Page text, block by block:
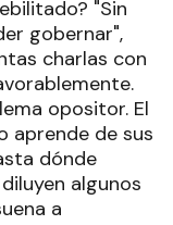
"Sin
gobernar",
charlas con
opositor. El
aprende de sus
dónde
algunos
a